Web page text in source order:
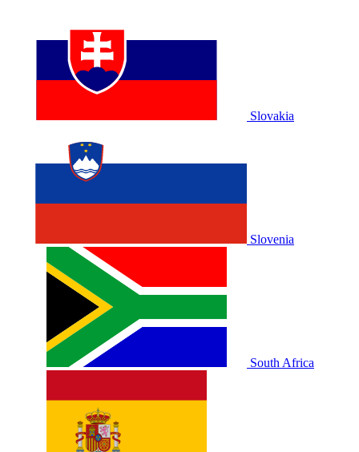
Slovakia
Slovenia
South Africa